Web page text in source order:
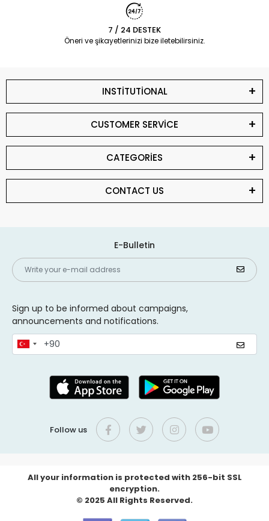
7 / 24 DESTEK
Öneri ve şikayetlerinizi bize iletebilirsiniz.
INSTİTUTİONAL
CUSTOMER SERVİCE
CATEGORİES
CONTACT US
E-Bulletin
Sign up to be informed about campaigns,
announcements and notifications.
Follow us
All your information is protected with 256-bit SSL
encryption.
© 2025 All Rights Reserved.